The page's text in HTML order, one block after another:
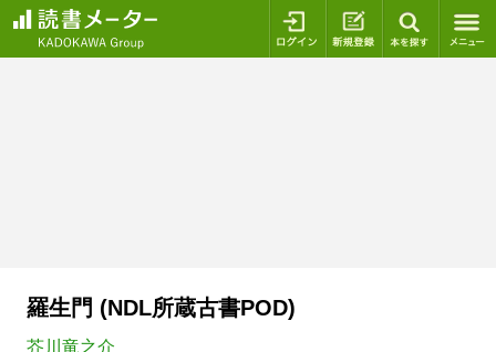
ログイン 新規登録
羅生門 (NDL所蔵古書POD)
芥川竜之介